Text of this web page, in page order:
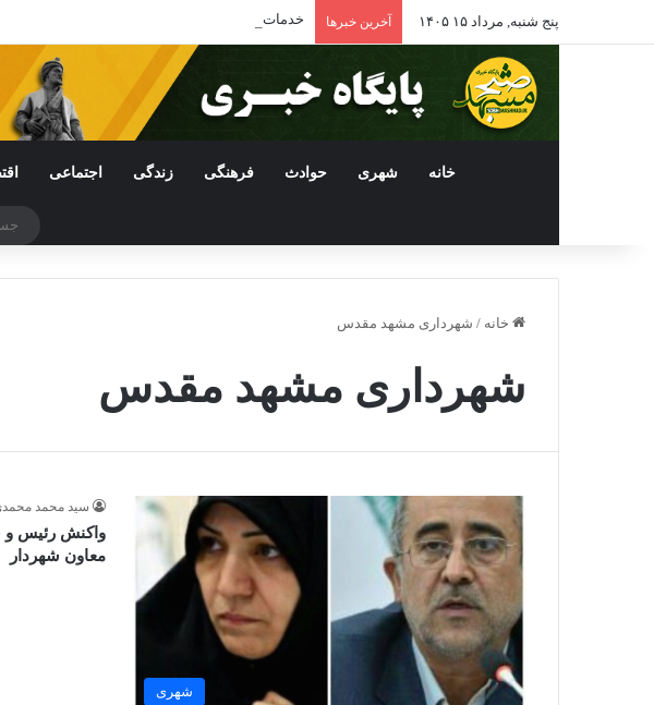
پنج شنبه, مرداد ۱۵ ۱۴۰۵ آخرین خبرها خدمات‌رسانی به ۱۸۵۰ سالمند در مراکز شبانه‌روزی خراسان رضوی
خانه شهری حوادث فرهنگی زندگی اجتماعی
خانه / شهرداری مشهد مقدس
شهرداری مشهد مقدس
شهری
سید محمد
واکنش رئیس و
معاون شهردار